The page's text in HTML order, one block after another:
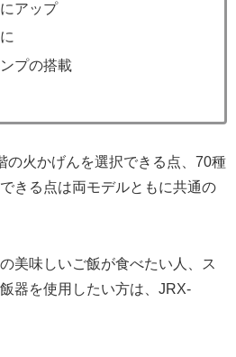
アップ
プの搭載
の火かげんを選択できる点、70種
きる点は両モデルともに共通の
美味しいご飯が食べたい人、ス
器を使用したい方は、JRX-